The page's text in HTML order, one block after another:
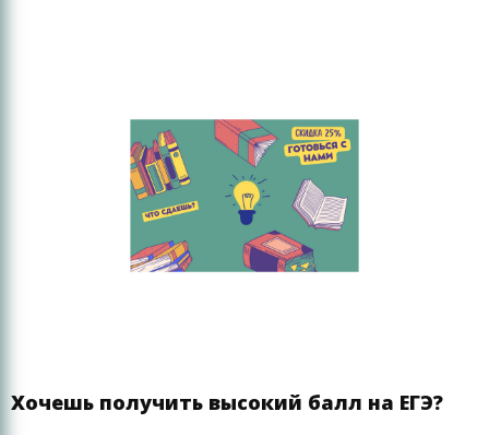
программу для учеников, но и
подстраивают под них свой график;
Zoom или аналогичные средства связи
позволяют не только заниматься в
режиме реального времени, не
выходя из дома, но и вести
Российской Федерации и имеет доступ
в Интернет;
Хочешь получить высокий балл на ЕГЭ?